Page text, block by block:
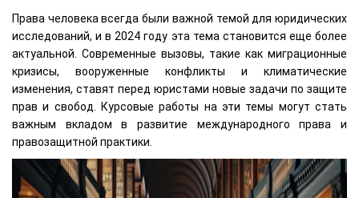
Права человека всегда были важной темой для юридических
исследований, и в 2024 году эта тема становится еще более
актуальной. Современные вызовы, такие как миграционные
кризисы, вооруженные конфликты и климатические
изменения, ставят перед юристами новые задачи по защите
прав и свобод. Курсовые работы на эти темы могут стать
важным вкладом в развитие международного права и
правозащитной практики.